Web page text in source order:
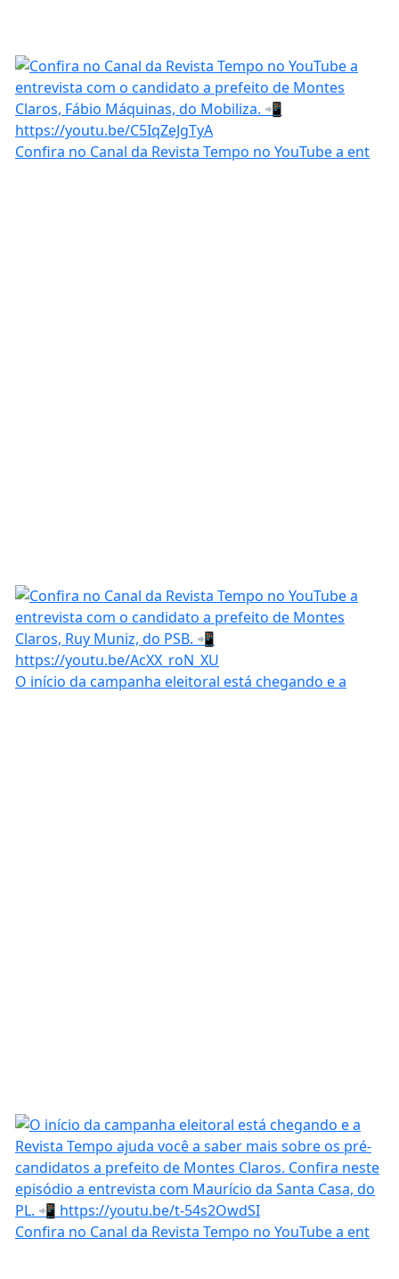
Confira no Canal da Revista Tempo no YouTube a ent
O início da campanha eleitoral está chegando e a
Confira no Canal da Revista Tempo no YouTube a ent